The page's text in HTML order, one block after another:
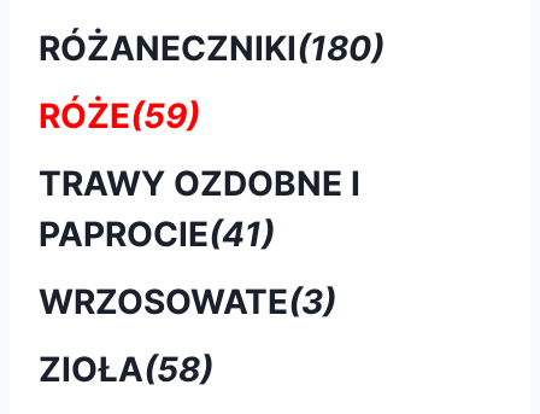
RÓŻANECZNIKI(180)
RÓŻE(59)
TRAWY OZDOBNE I
PAPROCIE(41)
WRZOSOWATE(3)
ZIOŁA(58)